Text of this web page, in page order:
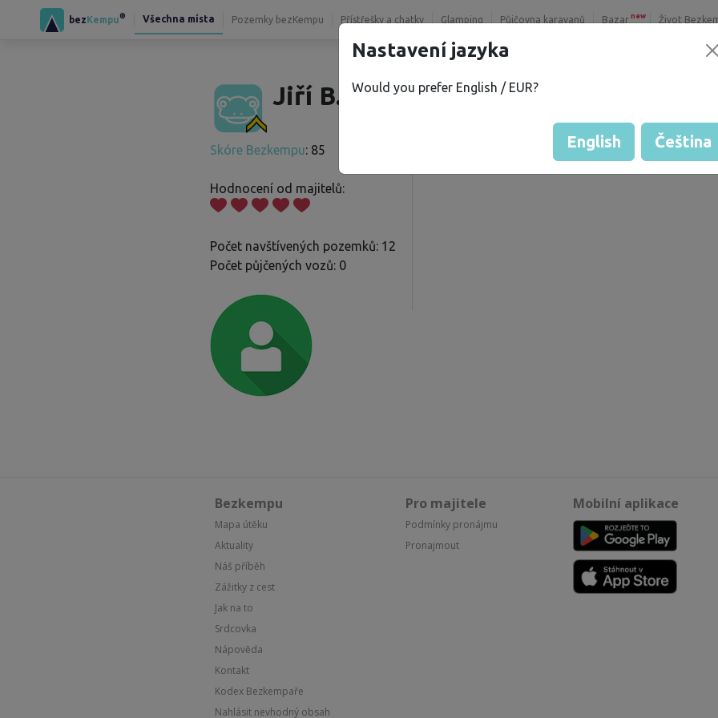
bezKempu® Všechna místa Pozemky bezKempu Přístřešky a chatky Glamping Půjčovna karavanů Bazar new Život
Jiří B.
Skóre Bezkempu: 85
Hodnocení od majitelů:
Počet navštívených pozemků: 12
Počet půjčených vozů: 0
Hodnocení pozemků
Bezkempu
Mapa útěku
Aktuality
Náš příběh
Zážitky z cest
Jak na to
Srdcovka
Nápověda
Kontakt
Kodex Bezkempaře
Nahlásit nevhodný obsah
Pro majitele
Podmínky pronájmu
Pronajmout
Mobilní aplikace
Nastavení jazyka
Would you prefer English / EUR?
English Čeština